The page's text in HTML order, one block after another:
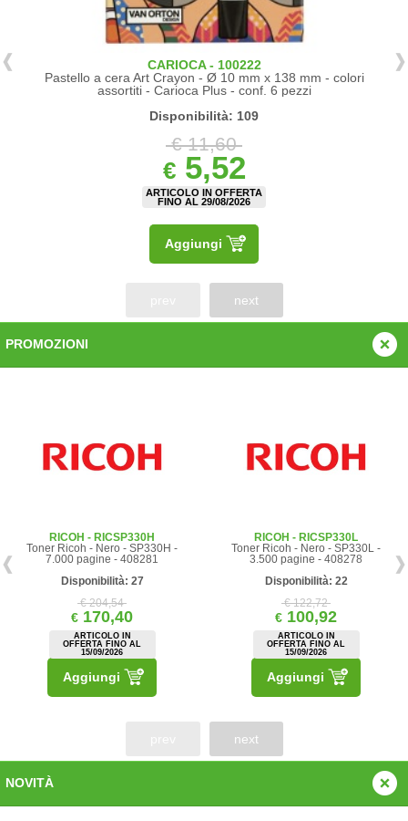
CARIOCA - 100222
Pastello a cera Art Crayon - Ø 10 mm x 138 mm - colori
assortiti - Carioca Plus - conf. 6 pezzi
Disponibilità: 109
€ 11,60
€5,52
ARTICOLO IN OFFERTA
FINO AL 29/08/2026
Aggiungi
next
PROMOZIONI
RICOH - RICSP330H
Toner Ricoh - Nero - SP330H -
7.000 pagine - 408281
Disponibilità: 27
€ 204,54
€ 170,40
ARTICOLO IN
OFFERTA FINO AL
15/09/2026
Aggiungi
RICOH - RICSP330L
Toner Ricoh - Nero - SP330L -
3.500 pagine - 408278
Disponibilità: 22
€ 122,72
€ 100,92
ARTICOLO IN
OFFERTA FINO AL
15/09/2026
Aggiungi
next
NOVITÀ